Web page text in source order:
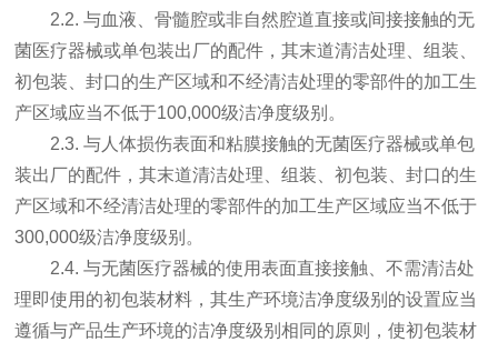
2.2. 与血液、骨髓腔或非自然腔道直接或间接接触的无
菌医疗器械或单包装出厂的配件，其末道清洁处理、组装、
初包装、封口的生产区域和不经清洁处理的零部件的加工生
产区域应当不低于100,000级洁净度级别。
2.3. 与人体损伤表面和粘膜接触的无菌医疗器械或单包
装出厂的配件，其末道清洁处理、组装、初包装、封口的生
产区域和不经清洁处理的零部件的加工生产区域应当不低于
300,000级洁净度级别。
2.4. 与无菌医疗器械的使用表面直接接触、不需清洁处
理即使用的初包装材料，其生产环境洁净度级别的设置应当
遵循与产品生产环境的洁净度级别相同的原则，使初包装材